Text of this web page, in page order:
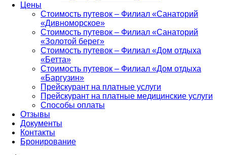
Цены
Стоимость путевок – Филиал «Санаторий
«Дивноморское»
Стоимость путевок – Филиал «Санаторий
«Золотой берег»
Стоимость путевок – Филиал «Дом отдыха
«Бетта»
Стоимость путевок – Филиал «Дом отдыха
«Баргузин»
Прейскурант на платные услуги
Прейскурант на платные медицинские услуги
Способы оплаты
Отзывы
Документы
Контакты
Бронирование